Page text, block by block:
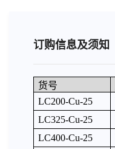
订购信息及须知
货号
LC200-Cu-25
LC325-Cu-25
LC400-Cu-25